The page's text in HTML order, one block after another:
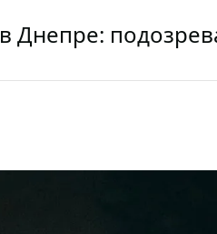
Днепре: